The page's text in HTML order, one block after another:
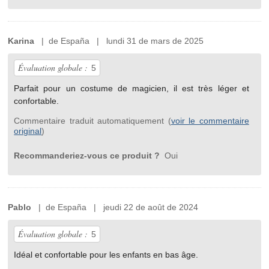
Karina | de España | lundi 31 de mars de 2025
Évaluation globale : 5
Parfait pour un costume de magicien, il est très léger et
confortable.
Commentaire traduit automatiquement (voir le commentaire
original)
Recommanderiez-vous ce produit ? Oui
Pablo | de España | jeudi 22 de août de 2024
Évaluation globale : 5
Idéal et confortable pour les enfants en bas âge.